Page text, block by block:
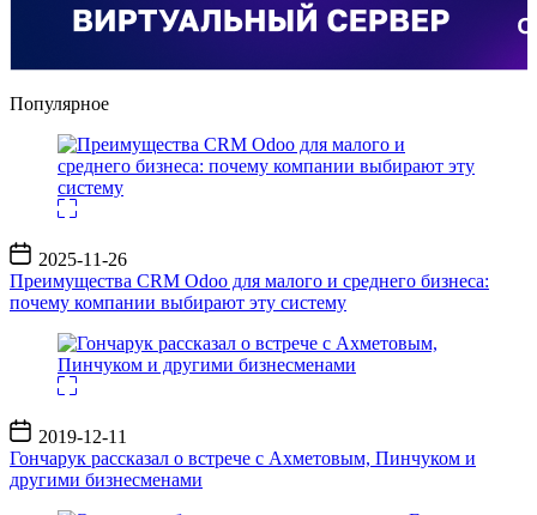
Популярное
Дата
записи
2025-11-26
Преимущества CRM Odoo для малого и среднего бизнеса:
почему компании выбирают эту систему
Дата
записи
2019-12-11
Гончарук рассказал о встрече с Ахметовым, Пинчуком и
другими бизнесменами